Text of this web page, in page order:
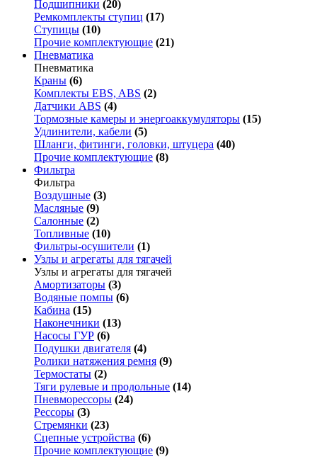
Подшипники (20)
Ремкомплекты ступиц (17)
Ступицы (10)
Прочие комплектующие (21)
Пневматика
Пневматика
Краны (6)
Комплекты EBS, ABS (2)
Датчики ABS (4)
Тормозные камеры и энергоаккумуляторы (15)
Удлинители, кабели (5)
Шланги, фитинги, головки, штуцера (40)
Прочие комплектующие (8)
Фильтра
Фильтра
Воздушные (3)
Масляные (9)
Салонные (2)
Топливные (10)
Фильтры-осушители (1)
Узлы и агрегаты для тягачей
Узлы и агрегаты для тягачей
Амортизаторы (3)
Водяные помпы (6)
Кабина (15)
Наконечники (13)
Насосы ГУР (6)
Подушки двигателя (4)
Ролики натяжения ремня (9)
Термостаты (2)
Тяги рулевые и продольные (14)
Пневморессоры (24)
Рессоры (3)
Стремянки (23)
Сцепные устройства (6)
Прочие комплектующие (9)